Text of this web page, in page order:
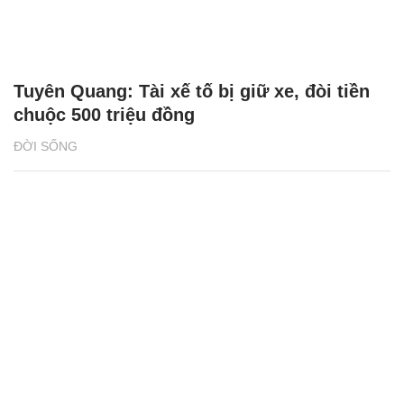
ĐỜI SỐNG
Tuyên Quang: Tài xế tố bị giữ xe, đòi tiền
chuộc 500 triệu đồng